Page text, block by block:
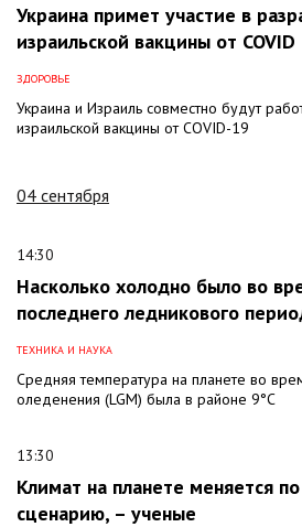
Украина примет участие в
израильской вакцины от COVID
ЗДОРОВЬЕ
Украина и Израиль совместно будут
израильской вакцины от COVID-19
04 сентября
14:30
Насколько холодно было во
последнего ледникового
ТЕХНИКА И НАУКА
Средняя температура на планете во
оледенения (LGM) была в районе 9°С
13:30
Климат на планете меняется
сценарию, – ученые